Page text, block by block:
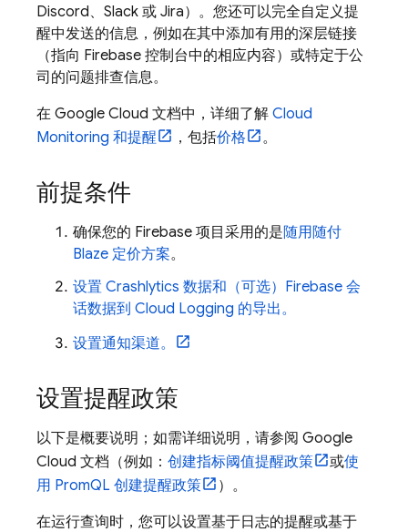
Discord、Slack 或 Jira）。您还可以完全自定义提
醒中发送的信息，例如在其中添加有用的深层链接
（指向 Firebase 控制台中的相应内容）或特定于公
司的问题排查信息。
在 Google Cloud 文档中，详细了解 Cloud
Monitoring 和提醒 ，包括价格 。
前提条件
确保您的 Firebase 项目采用的是随用随付
Blaze 定价方案。
设置 Crashlytics 数据和（可选）Firebase 会
话数据到 Cloud Logging 的导出。
设置通知渠道。
设置提醒政策
以下是概要说明；如需详细说明，请参阅 Google
Cloud 文档（例如： 创建指标阈值提醒政策 或使
用 PromQL 创建提醒政策
）。
在运行查询时，您可以设置基于日志的提醒或基于